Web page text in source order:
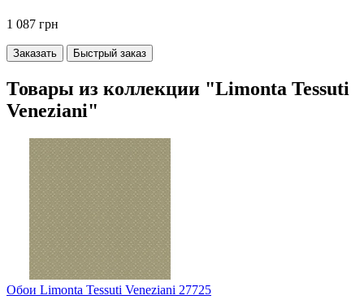
1 087 грн
Заказать Быстрый заказ
Товары из коллекции "Limonta Tessuti
Veneziani"
Обои Limonta Tessuti Veneziani 27725